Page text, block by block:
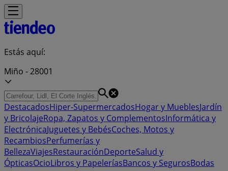
Estás aquí:
Miño - 28001
DestacadosHiper-SupermercadosHogar y MueblesJardín
y BricolajeRopa, Zapatos y ComplementosInformática y
ElectrónicaJuguetes y BebésCoches, Motos y
RecambiosPerfumerías y
BellezaViajesRestauraciónDeporteSalud y
ÓpticasOcioLibros y PapeleríasBancos y SegurosBodas